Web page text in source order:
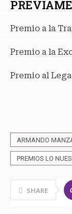
Premio a la
Premio a la
Premio al
ARMANDO
PREMIOS LO
SHARE